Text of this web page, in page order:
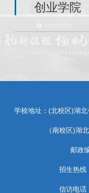
创业学院
学校地址：(北校区)湖
（南校区)湖
邮政
招生热线
信访电话